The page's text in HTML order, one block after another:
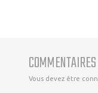
COMMENTAIRES
Vous devez être